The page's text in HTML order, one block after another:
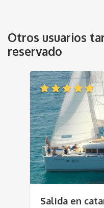
Otros usuarios
reservado
Salida en